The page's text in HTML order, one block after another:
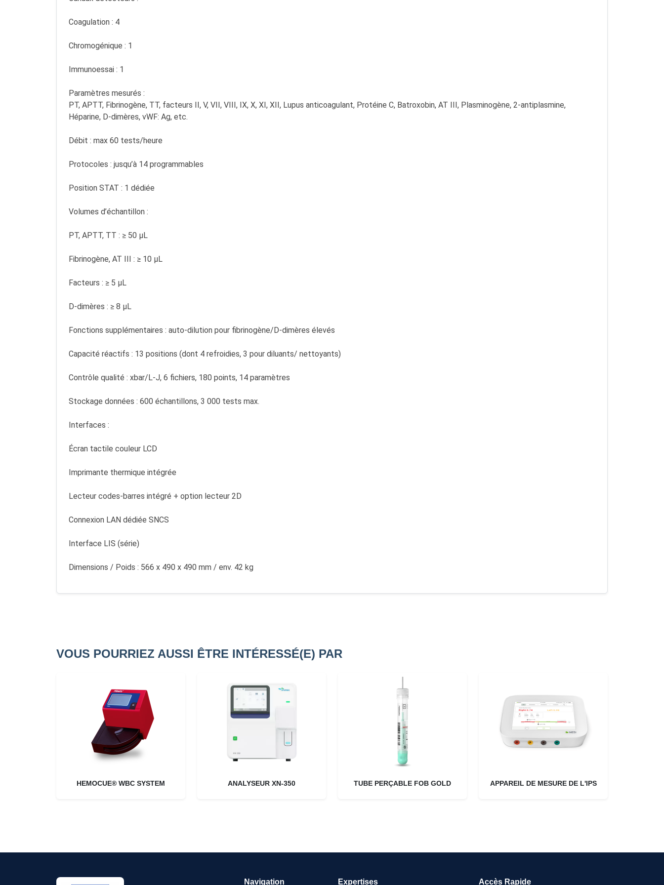
Coagulation : 4
Chromogénique : 1
Immunoessai : 1
Paramètres mesurés :
PT, APTT, Fibrinogène, TT, facteurs II, V, VII, VIII, IX, X, XI, XII, Lupus anticoagulant, Protéine C, Batroxobin, AT III, Plasminogène, 2-antiplasmine,
Héparine, D-dimères, vWF: Ag, etc.
Débit : max 60 tests/heure
Protocoles : jusqu’à 14 programmables
Position STAT : 1 dédiée
Volumes d’échantillon :
PT, APTT, TT : ≥ 50 µL
Fibrinogène, AT III : ≥ 10 µL
Facteurs : ≥ 5 µL
D-dimères : ≥ 8 µL
Fonctions supplémentaires : auto-dilution pour fibrinogène/D-dimères élevés
Capacité réactifs : 13 positions (dont 4 refroidies, 3 pour diluants/ nettoyants)
Contrôle qualité : xbar/L-J, 6 fichiers, 180 points, 14 paramètres
Stockage données : 600 échantillons, 3 000 tests max.
Interfaces :
Écran tactile couleur LCD
Imprimante thermique intégrée
Lecteur codes-barres intégré + option lecteur 2D
Connexion LAN dédiée SNCS
Interface LIS (série)
Dimensions / Poids : 566 x 490 x 490 mm / env. 42 kg
VOUS POURRIEZ AUSSI ÊTRE INTÉRESSÉ(E) PAR
HEMOCUE® WBC SYSTEM ANALYSEUR XN-350 TUBE PERÇABLE FOB GOLD APPAREIL DE MESURE DE L'IPS
Navigation Expertises Accès Rapide